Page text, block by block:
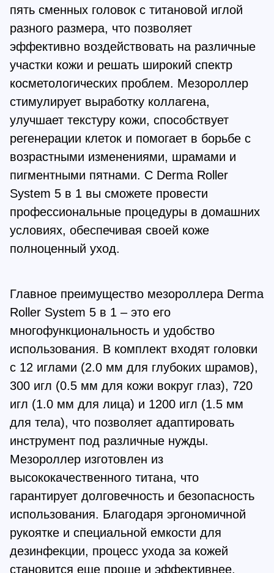
пять сменных головок с титановой иглой
разного размера, что позволяет
эффективно воздействовать на различные
участки кожи и решать широкий спектр
косметологических проблем. Мезороллер
стимулирует выработку коллагена,
улучшает текстуру кожи, способствует
регенерации клеток и помогает в борьбе с
возрастными изменениями, шрамами и
пигментными пятнами. С Derma Roller
System 5 в 1 вы сможете провести
профессиональные процедуры в домашних
условиях, обеспечивая своей коже
полноценный уход.
Главное преимущество мезороллера Derma
Roller System 5 в 1 – это его
многофункциональность и удобство
использования. В комплект входят головки
с 12 иглами (2.0 мм для глубоких шрамов),
300 игл (0.5 мм для кожи вокруг глаз), 720
игл (1.0 мм для лица) и 1200 игл (1.5 мм
для тела), что позволяет адаптировать
инструмент под различные нужды.
Мезороллер изготовлен из
высококачественного титана, что
гарантирует долговечность и безопасность
использования. Благодаря эргономичной
рукоятке и специальной емкости для
дезинфекции, процесс ухода за кожей
становится еще проще и эффективнее.